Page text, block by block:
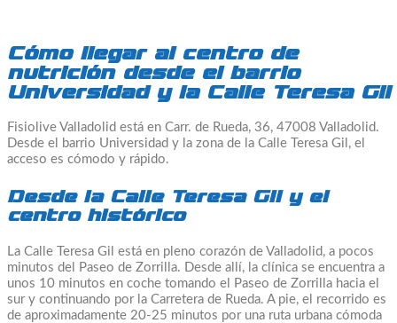
Cómo llegar al centro de
nutrición desde el barrio
Universidad y la Calle Teresa Gil
Fisiolive Valladolid está en Carr. de Rueda, 36, 47008 Valladolid.
Desde el barrio Universidad y la zona de la Calle Teresa Gil, el
acceso es cómodo y rápido.
Desde la Calle Teresa Gil y el
centro histórico
La Calle Teresa Gil está en pleno corazón de Valladolid, a pocos
minutos del Paseo de Zorrilla. Desde allí, la clínica se encuentra a
unos 10 minutos en coche tomando el Paseo de Zorrilla hacia el
sur y continuando por la Carretera de Rueda. A pie, el recorrido es
de aproximadamente 20-25 minutos por una ruta urbana cómoda